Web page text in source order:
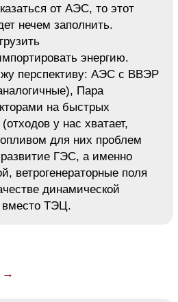
от АЭС, то этот
нечем заполнить.
энергию.
перспективу: АЭС с ВВЭР
Пара
на быстрых
у нас хватает,
для них проблем
ГЭС, а именно
ветрогенераторные поля
динамической
ТЭЦ.
→